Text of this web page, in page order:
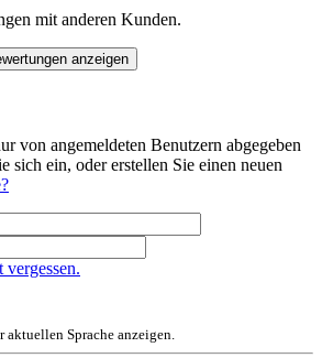
mit anderen Kunden.
anzeigen
von angemeldeten Benutzern abgegeben
sich ein, oder erstellen Sie einen neuen
vergessen.
aktuellen Sprache anzeigen.